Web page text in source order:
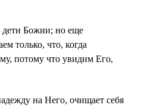
Божии; но еще
только, что, когда
потому что увидим Его,
на Него, очищает себя